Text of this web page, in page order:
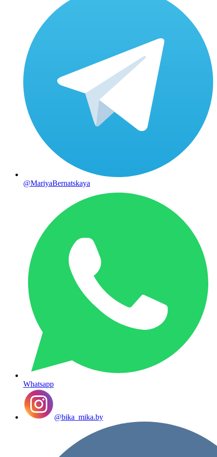
@MariyaBernatskaya
Whatsapp
@bika_mika.by